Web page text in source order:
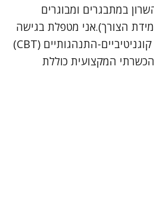
במתבגרים ומבוגרים
הצורך).אני מטפלת בגישה
דינמית, בשילוב עם כלים קוגניטיביים-התנהגותיים (CBT)
המקצועית כוללת